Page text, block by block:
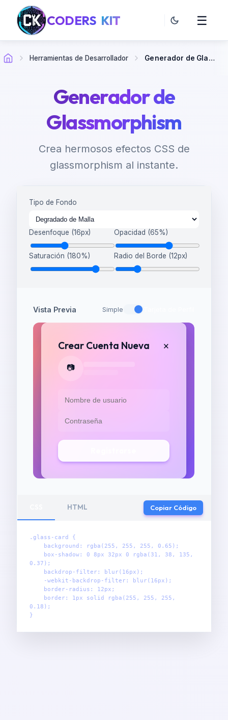
CODERS KIT ☰
Herramientas de Desarrollador Generador de Glassmorphism
Generador de
Glassmorphism
Crea hermosos efectos CSS de
glassmorphism al instante.
Tipo de Fondo
Desenfoque (16px) Opacidad (65%)
Saturación (180%) Radio del Borde (12px)
Vista Previa Simple
Crear Cuenta Nueva ×
📷
HTML Copiar Código
.glass-card {
0.37);
0.18);
}